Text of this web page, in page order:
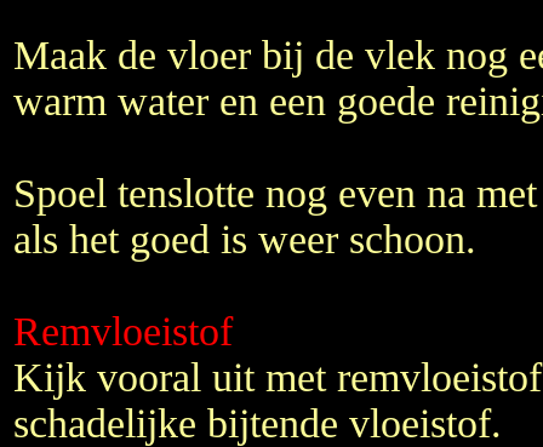
Maak de vloer bij de vlek nog
warm water en een goede
Spoel tenslotte nog even na
als het goed is weer schoon.
Remvloeistof
Kijk vooral uit met
schadelijke bijtende vloeistof.